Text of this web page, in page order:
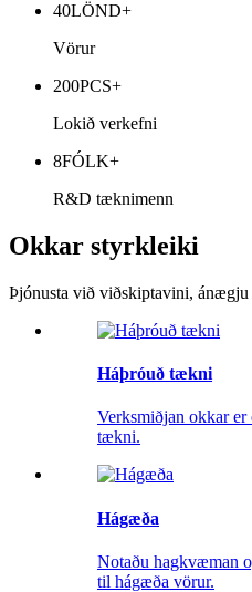
40LÖND+
Vörur
200PCS+
Lokið verkefni
8FÓLK+
R&D tæknimenn
Okkar styrkleiki
Þjónusta við viðskiptavini, ánægju
Háþróuð tækni
Verksmiðjan okkar
tækni.
Hágæða
Notaðu hagkvæman
til hágæða vörur.